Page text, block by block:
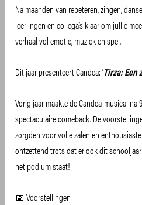
Na maanden van repeteren, zingen,
leerlingen en collega’s klaar om jullie
verhaal vol emotie, muziek en spel.
Dit jaar presenteert Candea: ‘Tirza: Een
Vorig jaar maakte de Candea-musical na
spectaculaire comeback. De
zorgden voor volle zalen en
ontzettend trots dat er ook dit
het podium staat!
📅 Voorstellingen